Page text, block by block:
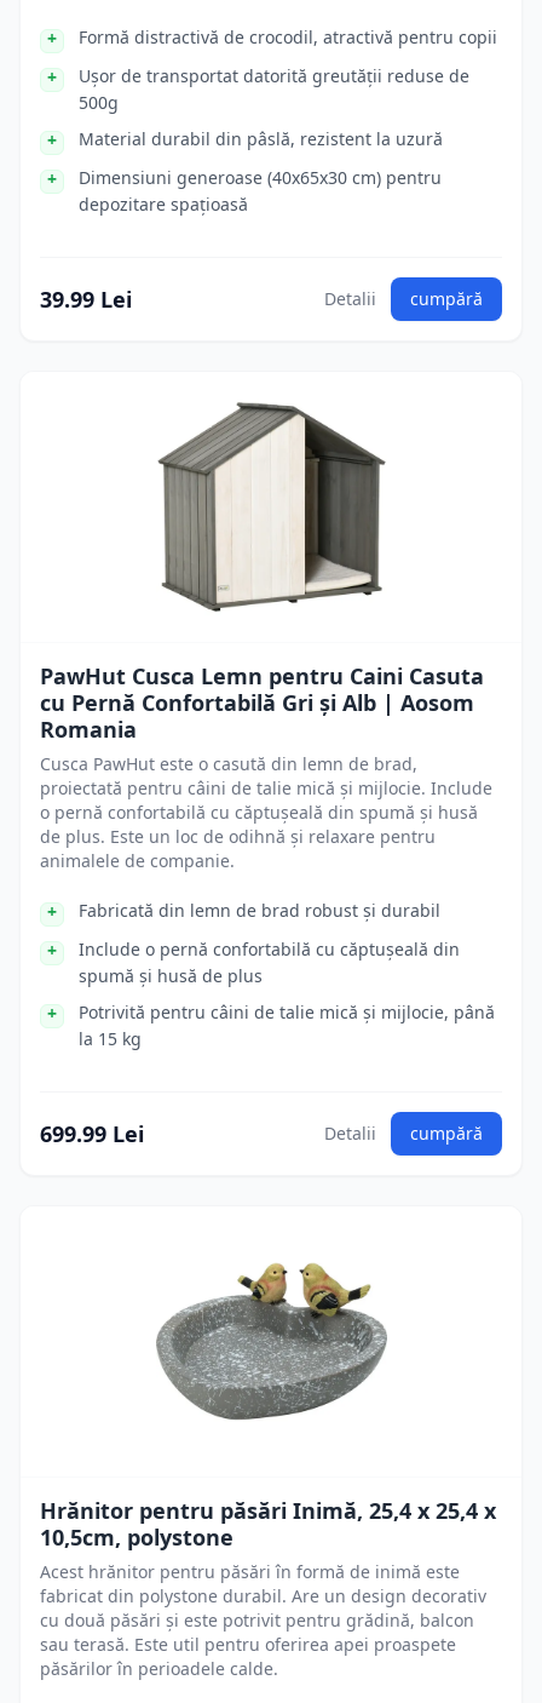
Formă distractivă de crocodil, atractivă pentru copii
Ușor de transportat datorită greutății reduse de
500g
Material durabil din pâslă, rezistent la uzură
Dimensiuni generoase (40x65x30 cm) pentru
depozitare spațioasă
39.99 Lei Detalii cumpără
PawHut Cusca Lemn pentru Caini Casuta
cu Pernă Confortabilă Gri și Alb | Aosom
Romania
Cusca PawHut este o casută din lemn de brad,
proiectată pentru câini de talie mică și mijlocie. Include
o pernă confortabilă cu căptușeală din spumă și husă
de plus. Este un loc de odihnă și relaxare pentru
animalele de companie.
Fabricată din lemn de brad robust și durabil
Include o pernă confortabilă cu căptușeală din
spumă și husă de plus
Potrivită pentru câini de talie mică și mijlocie, până
la 15 kg
699.99 Lei Detalii cumpără
Hrănitor pentru păsări Inimă, 25,4 x 25,4 x
10,5cm, polystone
Acest hrănitor pentru păsări în formă de inimă este
fabricat din polystone durabil. Are un design decorativ
cu două păsări și este potrivit pentru grădină, balcon
sau terasă. Este util pentru oferirea apei proaspete
păsărilor în perioadele calde.